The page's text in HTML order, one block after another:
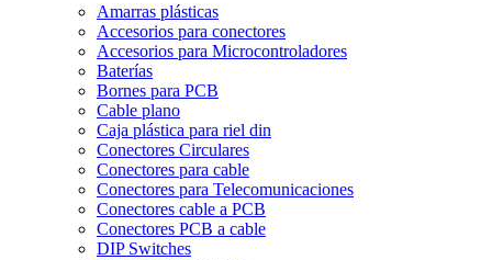
Amarras plásticas
Accesorios para conectores
Accesorios para Microcontroladores
Baterías
Bornes para PCB
Cable plano
Caja plástica para riel din
Conectores Circulares
Conectores para cable
Conectores para Telecomunicaciones
Conectores cable a PCB
Conectores PCB a cable
DIP Switches